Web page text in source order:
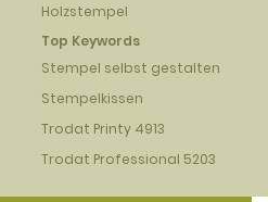
Holzstempel
Top Keywords
Stempel selbst gestalten
Stempelkissen
Trodat Printy 4913
Trodat Professional 5203